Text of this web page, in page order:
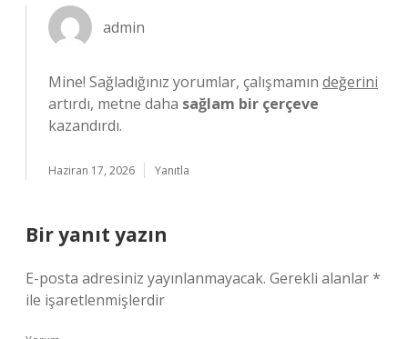
admin
Mine! Sağladığınız yorumlar, çalışmamın değerini
artırdı, metne daha sağlam bir çerçeve
kazandırdı.
Haziran 17, 2026 Yanıtla
Bir yanıt yazın
E-posta adresiniz yayınlanmayacak. Gerekli alanlar*
ile işaretlenmişlerdir